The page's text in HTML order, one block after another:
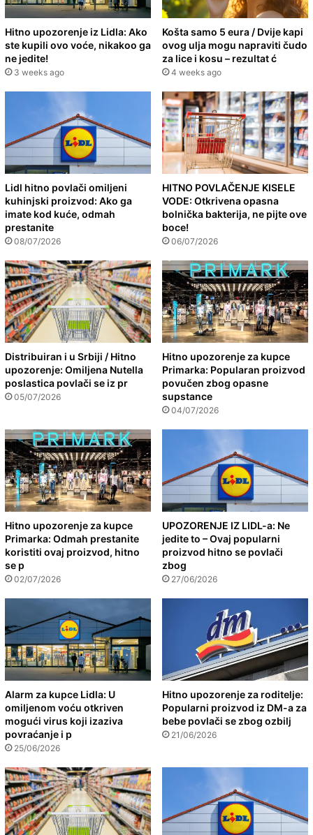
Hitno upozorenje iz Lidla: Ako
ste kupili ovo voće, nikakoo ga
ne jedite!
3 weeks ago
Košta samo 5 eura / Dvije kapi
ovog ulja mogu napraviti čudo
za lice i kosu – rezultat ć
4 weeks ago
Lidl hitno povlači omiljeni
kuhinjski proizvod: Ako ga
imate kod kuće, odmah
prestanite
08/07/2026
HITNO POVLAČENJE KISELE
VODE: Otkrivena opasna
bolnička bakterija, ne pijte ove
boce!
06/07/2026
Distribuiran i u Srbiji / Hitno
upozorenje: Omiljena Nutella
poslastica povlači se iz pr
05/07/2026
Hitno upozorenje za kupce
Primarka: Popularan proizvod
povučen zbog opasne
supstance
04/07/2026
Hitno upozorenje za kupce
Primarka: Odmah prestanite
koristiti ovaj proizvod, hitno
se p
02/07/2026
UPOZORENJE IZ LIDL-a: Ne
jedite to – Ovaj popularni
proizvod hitno se povlači
zbog
27/06/2026
Alarm za kupce Lidla: U
omiljenom voću otkriven
mogući virus koji izaziva
povraćanje i p
25/06/2026
Hitno upozorenje za roditelje:
Popularni proizvod iz DM-a za
bebe povlači se zbog ozbilj
21/06/2026